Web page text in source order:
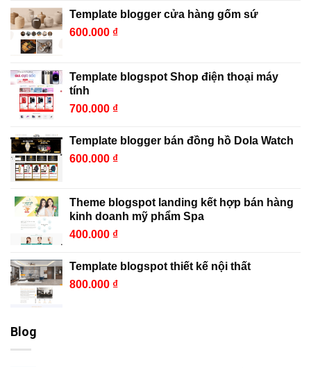
Template blogger cửa hàng gốm sứ
600.000 ₫
Template blogspot Shop điện thoại máy
tính
700.000 ₫
Template blogger bán đồng hồ Dola Watch
600.000 ₫
Theme blogspot landing kết hợp bán hàng
kinh doanh mỹ phẩm Spa
400.000 ₫
Template blogspot thiết kế nội thất
800.000 ₫
Blog